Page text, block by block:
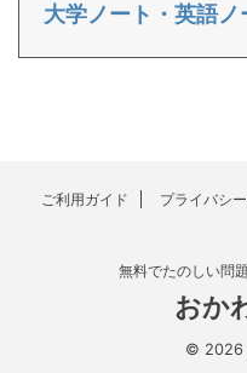
大学ノート・英語ノ
ご利用ガイド プライバシ
無料でたのしい問
おか
© 2026